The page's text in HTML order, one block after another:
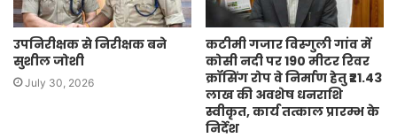
उपनिरीक्षक से निरीक्षक बने
सुशील जोशी
July 30, 2026
कटीमी गजार विस्गुली गांव में
कोसी नदी पर 190 मीटर रिवर
क्रॉसिंग रोप वे निर्माण हेतु ₹21.43
लाख की अवशेष धनराशि
स्वीकृत, कार्य तत्काल प्रारम्भ के
निर्देश